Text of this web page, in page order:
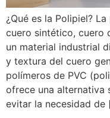
¿Qué es la Polipiel?
cuero sintético, cuero
un material industrial
y textura del cuero
polímeros de PVC
ofrece una alternativa
evitar la necesidad de